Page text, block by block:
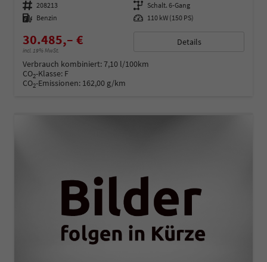
Fahrzeugnummer 208213 Getriebe Schalt. 6-Gang
Kraftstoff Benzin Leistung 110 kW (150 PS)
30.485,– €
incl. 19% MwSt.
Details
Verbrauch kombiniert:7,10 l/100km
CO2-Klasse: F
CO2-Emissionen: 162,00 g/km